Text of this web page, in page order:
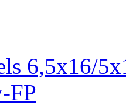
6,5x16/
FP